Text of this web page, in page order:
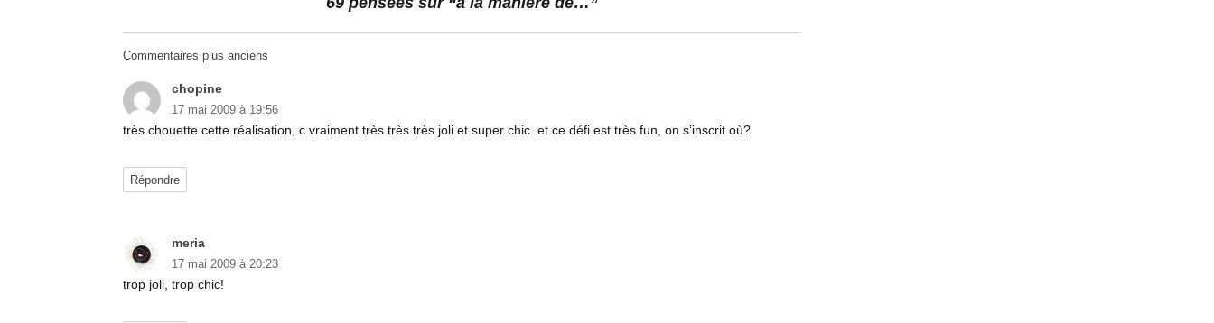
Navigation
dans
les
Commentaires plus anciens
chopine
17 mai 2009 à 19:56
très chouette cette réalisation, c vraiment très très très joli et super chic. et ce défi est très fun, on s’inscrit où?
Répondre
meria
17 mai 2009 à 20:23
trop joli, trop chic!